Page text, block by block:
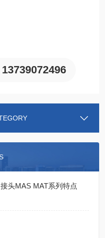
13739072496
头MAS MAT系列特点